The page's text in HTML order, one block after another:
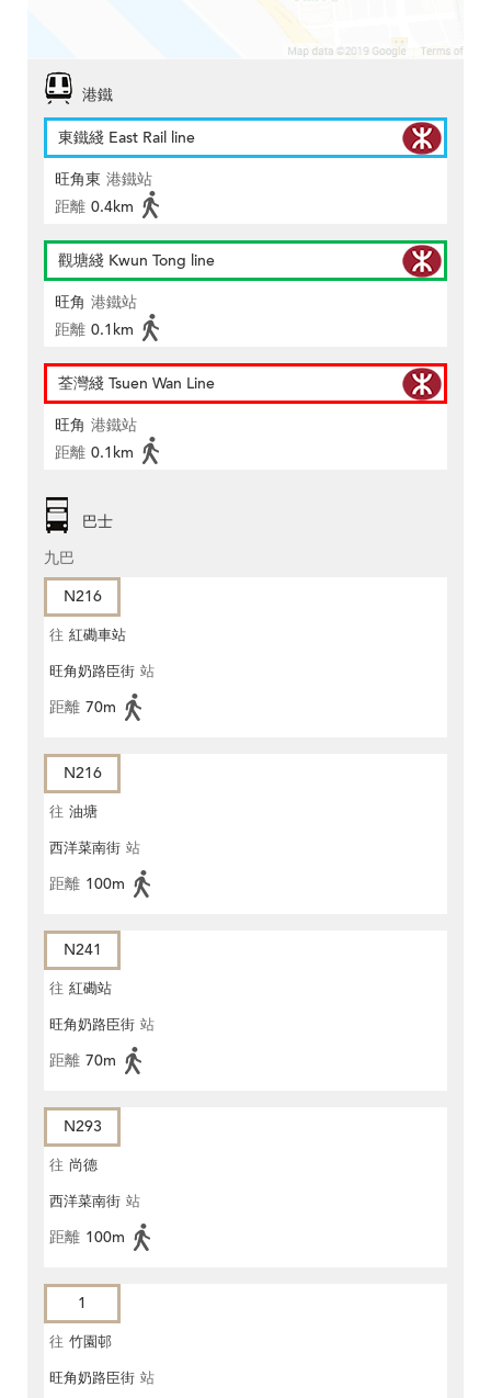
港鐵
東鐵綫 East Rail line
旺角東 港鐵站
距離 0.4km
觀塘綫 Kwun Tong line
旺角 港鐵站
距離 0.1km
荃灣綫 Tsuen Wan Line
旺角 港鐵站
距離 0.1km
巴士
九巴
N216
往 紅磡車站
旺角奶路臣街 站
距離 70m
N216
往 油塘
西洋菜南街 站
距離 100m
N241
往 紅磡站
旺角奶路臣街 站
距離 70m
N293
往 尚德
西洋菜南街 站
距離 100m
1
往 竹園邨
旺角奶路臣街 站